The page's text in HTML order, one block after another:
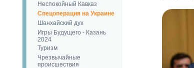
Неспокойный Кавказ
Спецоперация на Украине
Шанхайский дух
Игры Будущего - Казань
2024
Туризм
Чрезвычайные
происшествия